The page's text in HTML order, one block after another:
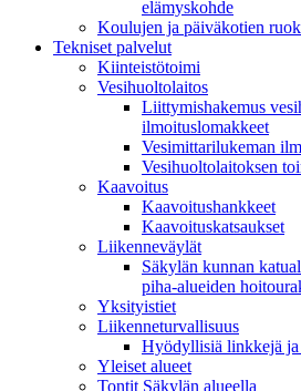
elämyskohde
Koulujen ja päiväkotien
Tekniset palvelut
Kiinteistötoimi
Vesihuoltolaitos
Liittymishakemus
ilmoituslomakkeet
Vesimittarilukeman
Vesihuoltolaitoksen
Kaavoitus
Kaavoitushankkeet
Kaavoituskatsaukset
Liikenneväylät
Säkylän kunnan
piha-alueiden
Yksityistiet
Liikenneturvallisuus
Hyödyllisiä linkkejä ja
Yleiset alueet
Tontit Säkylän alueella